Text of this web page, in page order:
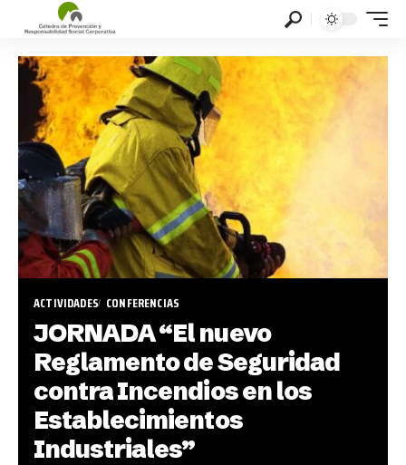
ACTIVIDADES CONFERENCIAS
JORNADA “El nuevo
Reglamento de Seguridad
contra Incendios en los
Establecimientos
Industriales”